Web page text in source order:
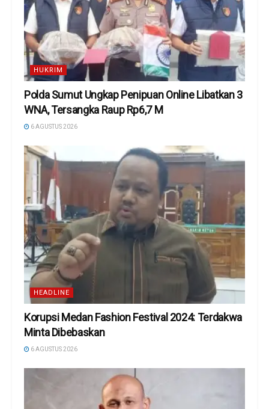
HUKRIM
Polda Sumut Ungkap Penipuan Online Libatkan 3
WNA, Tersangka Raup Rp6,7 M
6 AGUSTUS 2026
HEADLINE
Korupsi Medan Fashion Festival 2024: Terdakwa
Minta Dibebaskan
6 AGUSTUS 2026